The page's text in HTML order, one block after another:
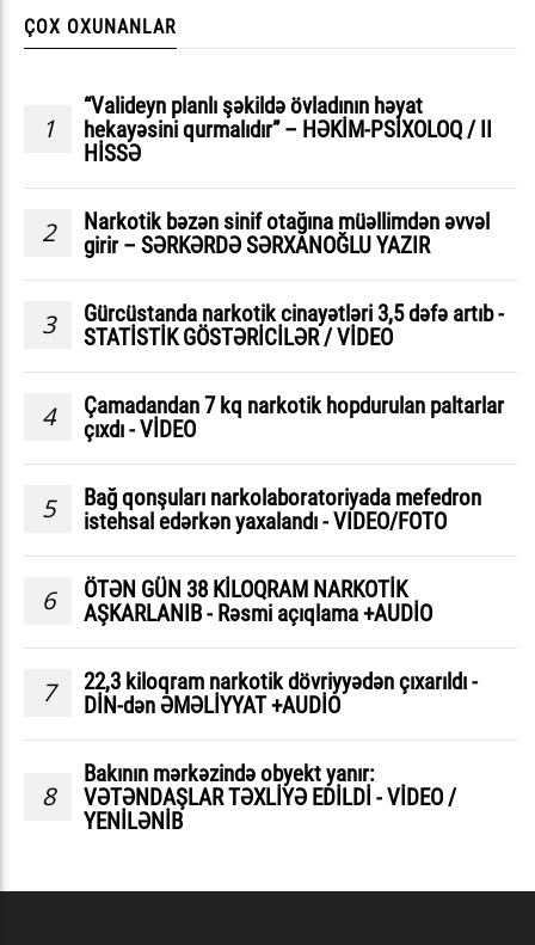
ÇOX OXUNANLAR
1
“Valideyn planlı şəkildə övladının həyat
hekayəsini qurmalıdır” – HƏKİM-PSİXOLOQ / II
HİSSƏ
2
Narkotik bəzən sinif otağına müəllimdən əvvəl
girir – SƏRKƏRDƏ SƏRXANOĞLU YAZIR
3
Gürcüstanda narkotik cinayətləri 3,5 dəfə artıb -
STATİSTİK GÖSTƏRİCİLƏR / VİDEO
4
Çamadandan 7 kq narkotik hopdurulan paltarlar
çıxdı - VİDEO
5
Bağ qonşuları narkolaboratoriyada mefedron
istehsal edərkən yaxalandı - VIDEO/FOTO
6
ÖTƏN GÜN 38 KİLOQRAM NARKOTİK
AŞKARLANIB - Rəsmi açıqlama +AUDİO
7
22,3 kiloqram narkotik dövriyyədən çıxarıldı -
DİN-dən ƏMƏLİYYAT +AUDİO
8
Bakının mərkəzində obyekt yanır:
VƏTƏNDAŞLAR TƏXLİYƏ EDİLDİ - VİDEO /
YENİLƏNİB